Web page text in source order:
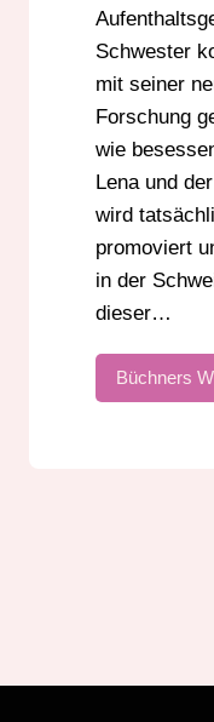
Schwester
mit seiner
Forschung
wie
Lena und
wird
promoviert
in der
dieser…
Büchners